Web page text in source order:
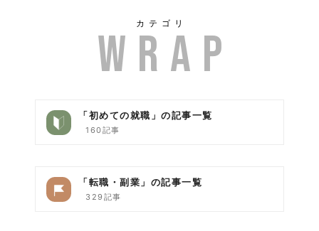
カテゴリ
「初めての就職」の記事一覧
160記事
「転職・副業」の記事一覧
329記事